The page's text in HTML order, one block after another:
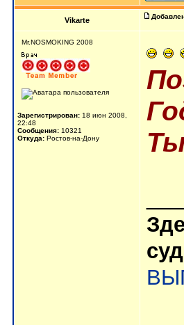
Vikarte
Mr.NOSMOKING 2008
Зарегистрирован: 18 июн 2008,
22:48
Сообщения: 10321
Откуда: Ростов-на-Дону